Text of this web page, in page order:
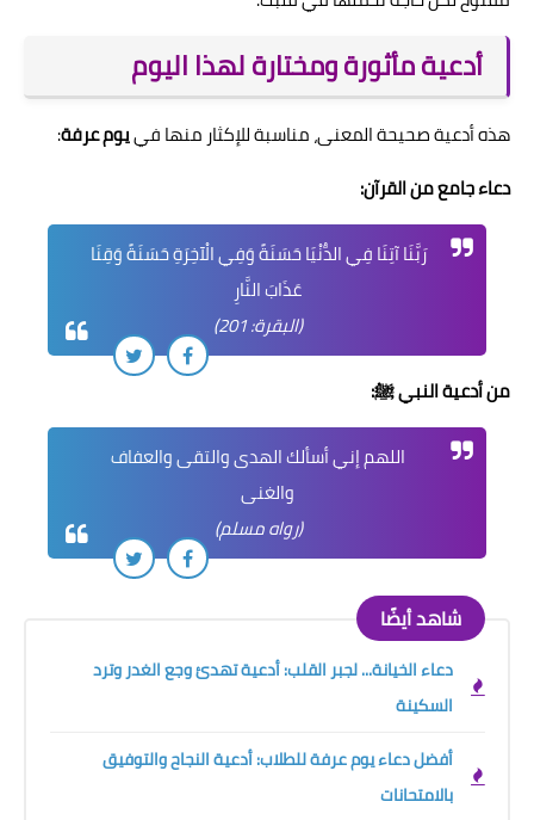
أدعية مأثورة ومختارة لهذا اليوم
هذه أدعية صحيحة المعنى، مناسبة للإكثار منها فييوم عرفة:
دعاء جامع من القرآن:
رَبَّنَا آتِنَا فِي الدُّنْيَا حَسَنَةً وَفِي الْآخِرَةِ حَسَنَةً وَقِنَا
عَذَابَ النَّارِ
(البقرة: 201)
من أدعية النبي ﷺ:
اللهم إني أسألك الهدى والتقى والعفاف
والغنى
(رواه مسلم)
شاهد أيضًا
دعاء الخيانة... لجبر القلب: أدعية تهدئ وجع الغدر وترد
السكينة
أفضل دعاء يوم عرفة للطلاب: أدعية النجاح والتوفيق
بالامتحانات